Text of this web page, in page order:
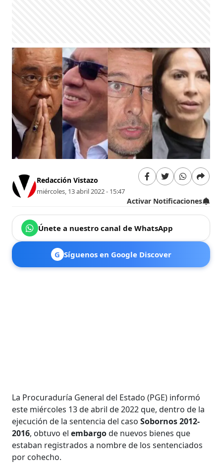
Redacción Vistazo
miércoles, 13 abril 2022 - 15:47
Activar Notificaciones
Únete a nuestro canal de WhatsApp
G Síguenos en Google Discover
La Procuraduría General del Estado (PGE) informó
este miércoles 13 de abril de 2022 que, dentro de la
ejecución de la sentencia del casoSobornos 2012-
2016, obtuvo elembargode nuevos bienes que
estaban registrados a nombre de los sentenciados
por cohecho.